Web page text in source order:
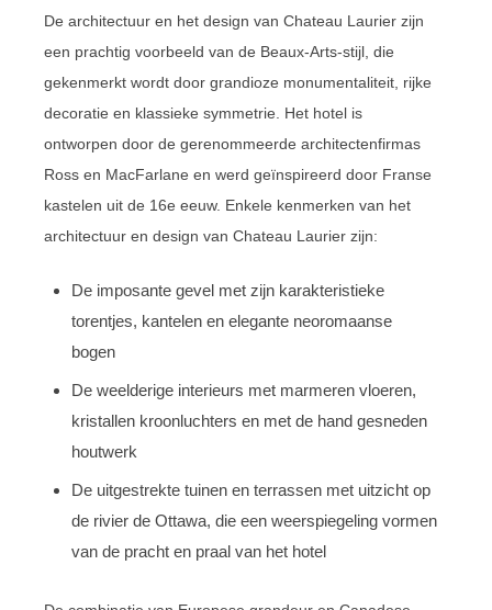
De architectuur en het design van Chateau Laurier zijn
een prachtig voorbeeld van de Beaux-Arts-stijl, die
gekenmerkt wordt door grandioze monumentaliteit, rijke
decoratie en klassieke symmetrie. Het hotel is
ontworpen door de gerenommeerde architectenfirmas
Ross en MacFarlane en werd geïnspireerd door Franse
kastelen uit de 16e eeuw. Enkele kenmerken van het
architectuur en design van Chateau Laurier zijn:
De imposante gevel met zijn karakteristieke
torentjes, kantelen en elegante neoromaanse
bogen
De weelderige interieurs met marmeren vloeren,
kristallen kroonluchters en met de hand gesneden
houtwerk
De uitgestrekte tuinen en terrassen met uitzicht op
de rivier de Ottawa, die een weerspiegeling vormen
van de pracht en praal van het hotel